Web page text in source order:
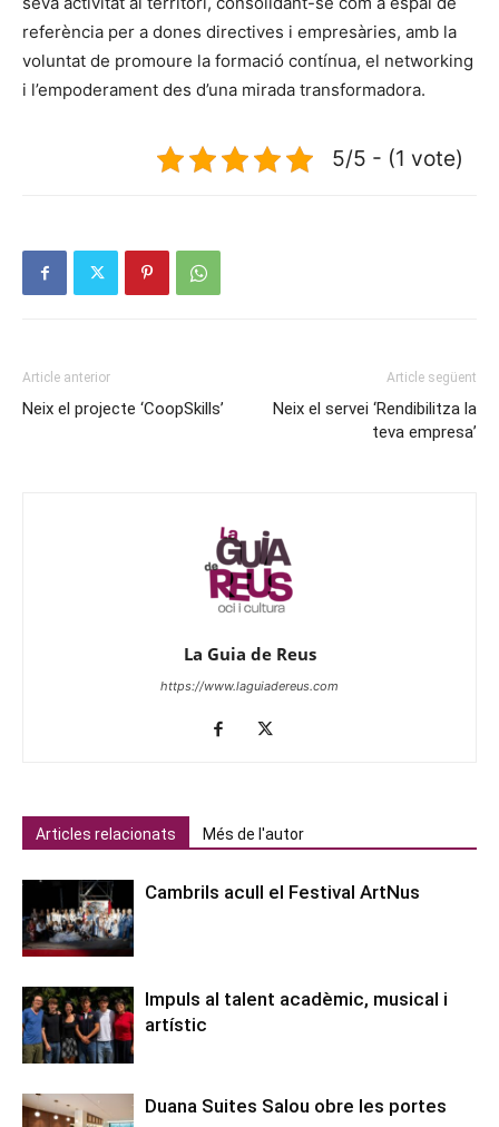
referència per a dones directives i empresàries, amb la
voluntat de promoure la formació contínua, el networking
i l’empoderament des d’una mirada transformadora.
5/5 - (1 vote)
Article anterior
Neix el projecte ‘CoopSkills’
Article següent
Neix el servei ‘Rendibilitza la
teva empresa’
La Guia de Reus
https://www.laguiadereus.com
Articles relacionats Més de l'autor
Cambrils acull el Festival ArtNus
Impuls al talent acadèmic, musical i
artístic
Duana Suites Salou obre les portes